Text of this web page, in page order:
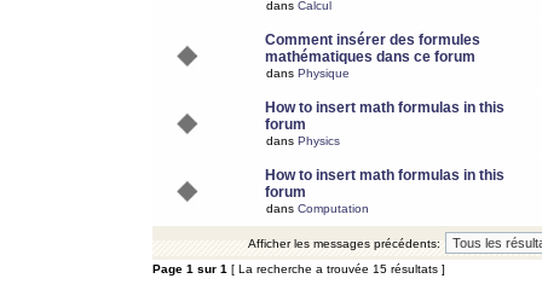
dans Calcul
Comment insérer des formules
mathématiques dans ce forum
dans Physique
How to insert math formulas in this
forum
dans Physics
How to insert math formulas in this
forum
dans Computation
Afficher les messages précédents:
Page 1 sur 1 [ La recherche a trouvée 15 résultats ]